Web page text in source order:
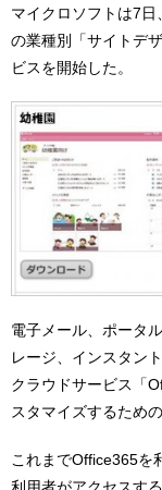
マイクロソフトは7日
の業種別「サイトデ
ビスを開始した。
電子メール、ポータ
レージ、インスタン
クラウドサービス「
スタマイズするため
これまでOffice365を